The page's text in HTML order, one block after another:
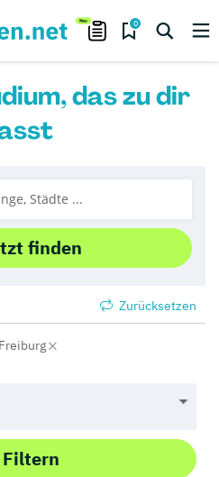
0
das zu dir
finden
Zurücksetzen
Freiburg
Filtern